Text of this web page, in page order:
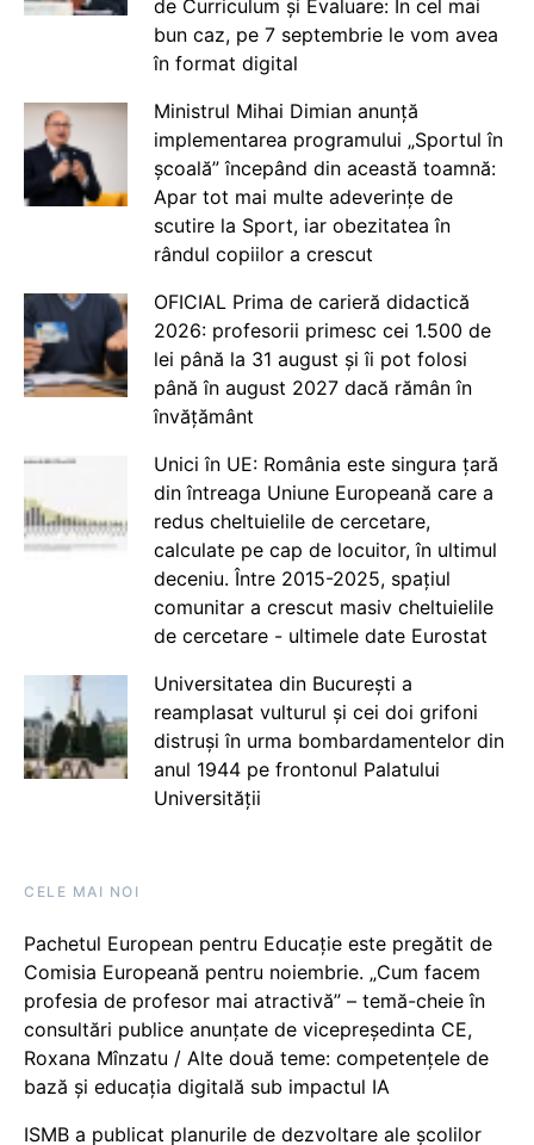
de Curriculum și Evaluare: În cel mai
bun caz, pe 7 septembrie le vom avea
în format digital
Ministrul Mihai Dimian anunță
implementarea programului „Sportul în
școală” începând din această toamnă:
Apar tot mai multe adeverințe de
scutire la Sport, iar obezitatea în
rândul copiilor a crescut
OFICIAL Prima de carieră didactică
2026: profesorii primesc cei 1.500 de
lei până la 31 august și îi pot folosi
până în august 2027 dacă rămân în
învățământ
Unici în UE: România este singura țară
din întreaga Uniune Europeană care a
redus cheltuielile de cercetare,
calculate pe cap de locuitor, în ultimul
deceniu. Între 2015-2025, spațiul
comunitar a crescut masiv cheltuielile
de cercetare - ultimele date Eurostat
Universitatea din București a
reamplasat vulturul și cei doi grifoni
distruși în urma bombardamentelor din
anul 1944 pe frontonul Palatului
Universității
CELE MAI NOI
Pachetul European pentru Educație este pregătit de
Comisia Europeană pentru noiembrie. „Cum facem
profesia de profesor mai atractivă” – temă-cheie în
consultări publice anunțate de vicepreședinta CE,
Roxana Mînzatu / Alte două teme: competențele de
bază și educația digitală sub impactul IA
ISMB a publicat planurile de dezvoltare ale școlilor